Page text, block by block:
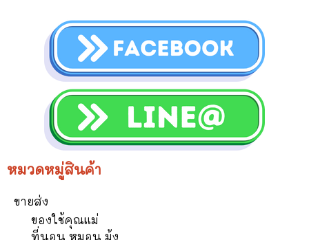
หมวดหมู่สินค้า
ขายส่ง
ของใช้คุณแม่
ที่นอน หมอน มุ้ง